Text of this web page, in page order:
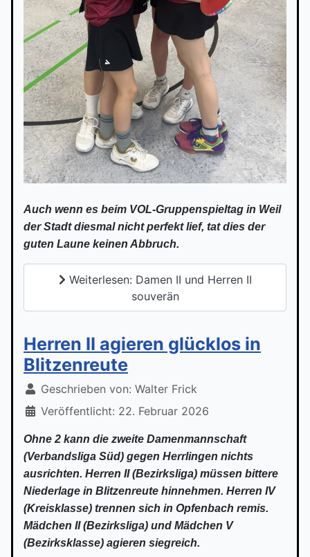
Auch wenn es beim VOL-Gruppenspieltag in Weil
der Stadt diesmal nicht perfekt lief, tat dies der
guten Laune keinen Abbruch.
Weiterlesen: Damen II und Herren II
souverän
Herren II agieren glücklos in
Blitzenreute
Geschrieben von: Walter Frick
Veröffentlicht: 22. Februar 2026
Ohne 2 kann die zweite Damenmannschaft
(Verbandsliga Süd) gegen Herrlingen nichts
ausrichten. Herren II (Bezirksliga) müssen bittere
Niederlage in Blitzenreute hinnehmen. Herren IV
(Kreisklasse) trennen sich in Opfenbach remis.
Mädchen II (Bezirksliga) und Mädchen V
(Bezirksklasse) agieren siegreich.